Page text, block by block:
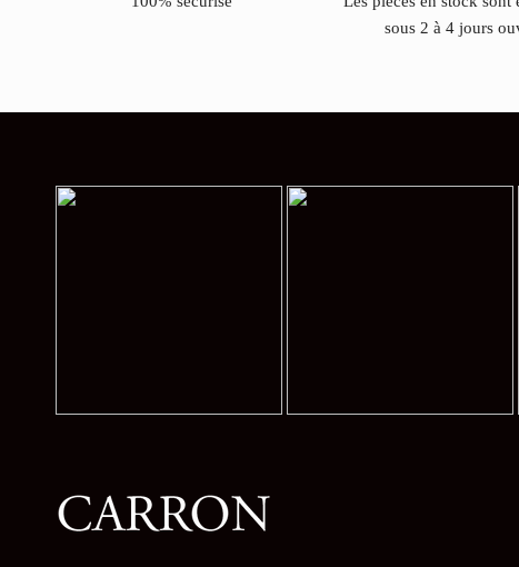
sous 2 à 4 jours